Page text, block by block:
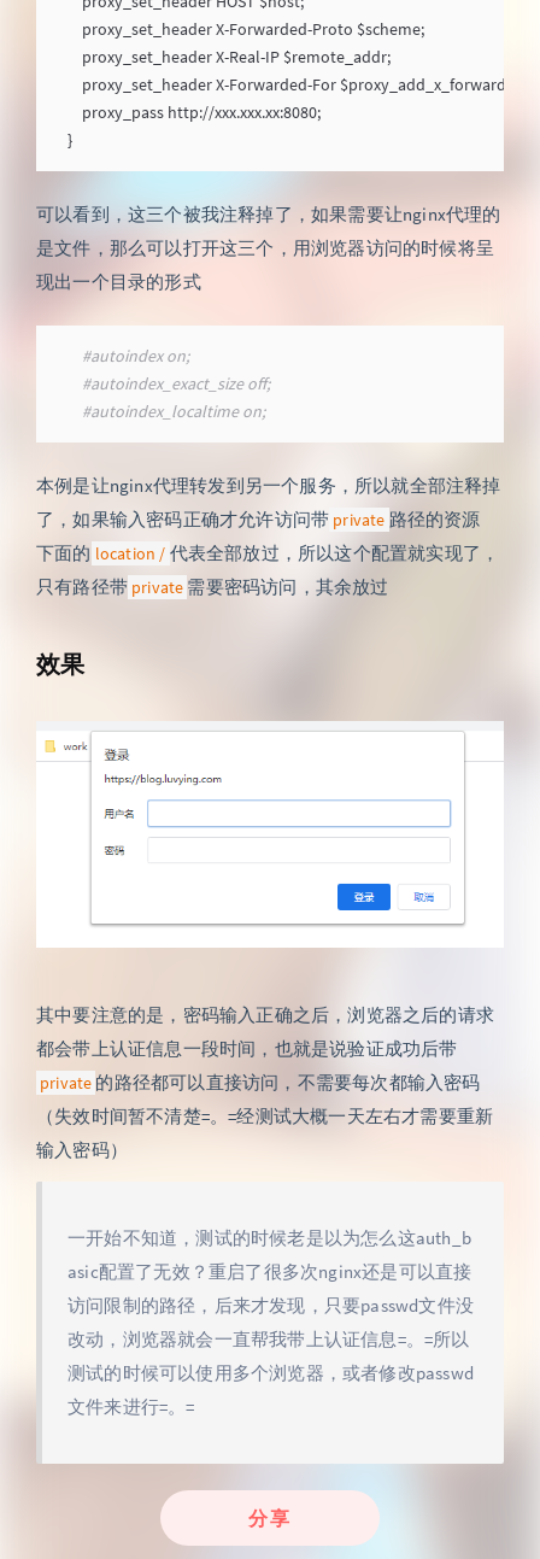
        proxy_set_header X-Forwarded-Proto $scheme;
        proxy_set_header X-Real-IP $remote_addr;
proxy_set_header X-Forwarded-For
        proxy_pass http://xxx.xxx.xx:8080;
可以看到，这三个被我注释掉了，如果需要让nginx代理的
是文件，那么可以打开这三个，用浏览器访问的时候将呈
现出一个目录的形式
#autoindex on;
#autoindex_exact_size off;
#autoindex_localtime on;
本例是让nginx代理转发到另一个服务，所以就全部注释掉
了，如果输入密码正确才允许访问带 private 路径的资源
下面的 location / 代表全部放过，所以这个配置就实现了，
只有路径带 private 需要密码访问，其余放过
效果
其中要注意的是，密码输入正确之后，浏览器之后的请求
都会带上认证信息一段时间，也就是说验证成功后带
private 的路径都可以直接访问，不需要每次都输入密码
（失效时间暂不清楚=。=经测试大概一天左右才需要重新
输入密码）
一开始不知道，测试的时候老是以为怎么这auth_b
asic配置了无效？重启了很多次nginx还是可以直接
访问限制的路径，后来才发现，只要passwd文件没
改动，浏览器就会一直帮我带上认证信息=。=所以
测试的时候可以使用多个浏览器，或者修改passwd
文件来进行=。=
分享